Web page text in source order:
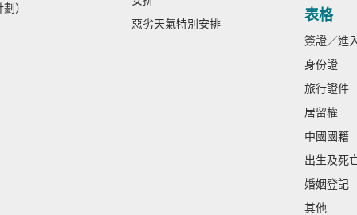
）
惡劣天氣特別安排
表格
簽證／進
身份證
旅行證件
居留權
中國國籍
出生及死
婚姻登記
其他